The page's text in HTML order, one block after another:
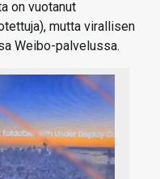
on vuotanut
mutta virallisen
Weibo-palvelussa.